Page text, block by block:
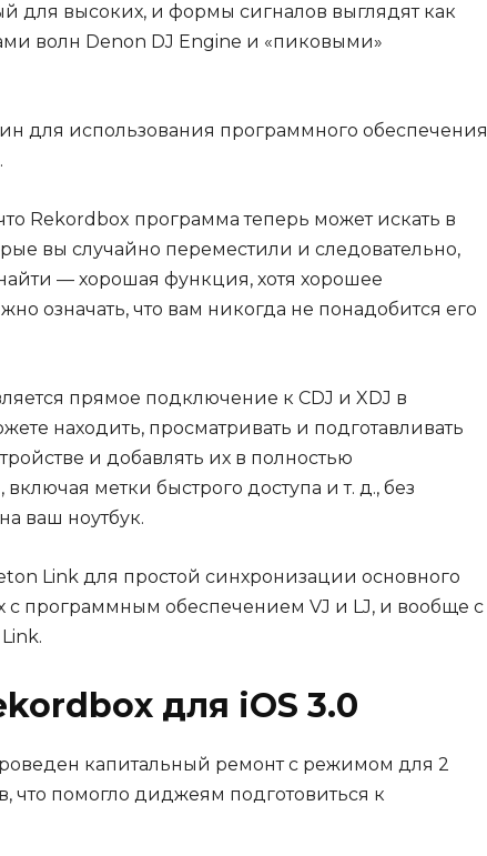
для высоких, и формы сигналов выглядят как
волн Denon DJ Engine и «пиковыми»
для использования программного обеспечения
Rekordbox программа теперь может искать в
вы случайно переместили и следовательно,
— хорошая функция, хотя хорошее
означать, что вам никогда не понадобится его
прямое подключение к CDJ и XDJ в
находить, просматривать и подготавливать
и добавлять их в полностью
метки быстрого доступа и т. д., без
ваш ноутбук.
Link для простой синхронизации основного
с программным обеспечением VJ и LJ, и вообще с
для iOS 3.0
капитальный ремонт с режимом для 2
что помогло диджеям подготовиться к